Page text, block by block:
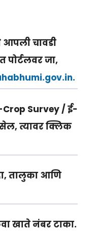
चावडी
जा,
Crop Survey / ई-
त्यावर क्लिक
तालुका आणि
खाते नंबर टाका.